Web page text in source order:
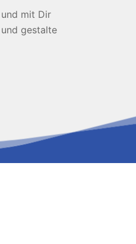
mit Dir
gestalte